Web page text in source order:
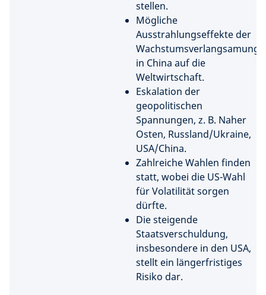
stellen.
Mögliche
Ausstrahlungseffekte der
Wachstumsverlangsamung
in China auf die
Weltwirtschaft.​
Eskalation der
geopolitischen
Spannungen, z. B. Naher
Osten, Russland/Ukraine,
USA/China.​
Zahlreiche Wahlen finden
statt, wobei die US-Wahl
für Volatilität sorgen
dürfte.
Die steigende
Staatsverschuldung,
insbesondere in den USA,
stellt ein längerfristiges
Risiko dar.